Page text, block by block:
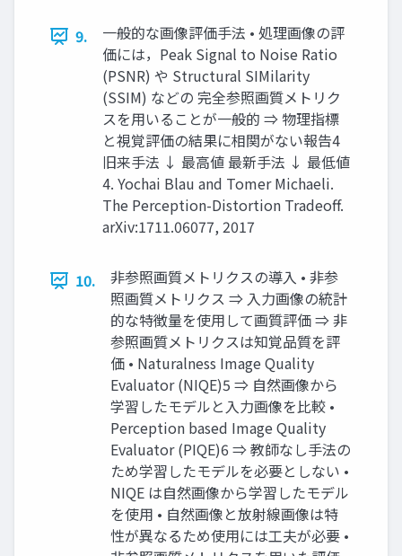
9.
一般的な画像評価手法 • 処理画像の評
価には，Peak Signal to Noise Ratio
(PSNR) や Structural SIMilarity
(SSIM) などの 完全参照画質メトリク
スを用いることが一般的 ⇒ 物理指標
と視覚評価の結果に相関がない報告4
旧来手法 ↓ 最高値 最新手法 ↓ 最低値
4. Yochai Blau and Tomer Michaeli.
The Perception-Distortion Tradeoff.
arXiv:1711.06077, 2017
10.
非参照画質メトリクスの導入 • 非参
照画質メトリクス ⇒ 入力画像の統計
的な特徴量を使用して画質評価 ⇒ 非
参照画質メトリクスは知覚品質を評
価 • Naturalness Image Quality
Evaluator (NIQE)5 ⇒ 自然画像から
学習したモデルと入力画像を比較 •
Perception based Image Quality
Evaluator (PIQE)6 ⇒ 教師なし手法の
ため学習したモデルを必要としない •
NIQE は自然画像から学習したモデル
を使用 • 自然画像と放射線画像は特
性が異なるため使用には工夫が必要 •